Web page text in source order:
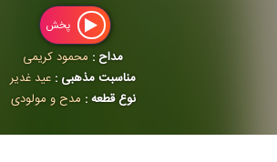
پخش
مداح : محمود كریمی
مناسبت مذهبی : عید غدیر
نوع قطعه : مدح و مولودی